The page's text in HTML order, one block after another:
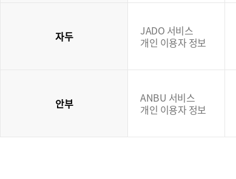
자두
JADO 서비스
개인 이용자 정보
안부
ANBU 서비스
개인 이용자 정보